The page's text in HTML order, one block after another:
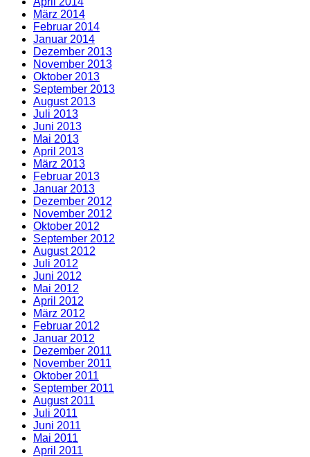
März 2014
Februar 2014
Januar 2014
Dezember 2013
November 2013
Oktober 2013
September 2013
August 2013
Juli 2013
Juni 2013
Mai 2013
April 2013
März 2013
Februar 2013
Januar 2013
Dezember 2012
November 2012
Oktober 2012
September 2012
August 2012
Juli 2012
Juni 2012
Mai 2012
April 2012
März 2012
Februar 2012
Januar 2012
Dezember 2011
November 2011
Oktober 2011
September 2011
August 2011
Juli 2011
Juni 2011
Mai 2011
April 2011